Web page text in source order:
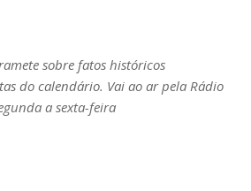
sobre fatos históricos
do calendário. Vai ao ar pela Rádio
a sexta-feira